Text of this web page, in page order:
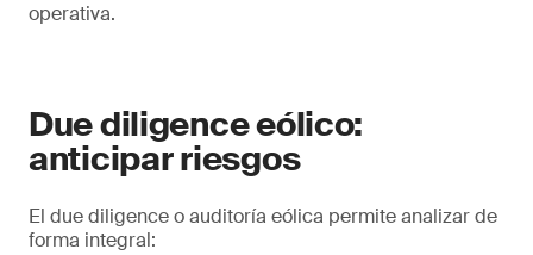
operativa.
Due diligence eólico:
anticipar riesgos
El due diligence o auditoría eólica permite analizar de
forma integral: